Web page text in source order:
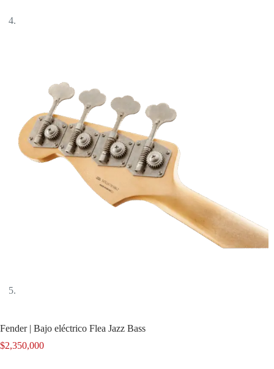
Fender | Bajo eléctrico Flea Jazz Bass
$2,350,000